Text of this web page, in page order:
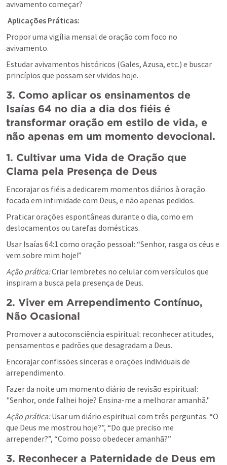
avivamento começar?
Aplicações Práticas:
Propor uma vigília mensal de oração com foco no
avivamento.
Estudar avivamentos históricos (Gales, Azusa, etc.) e buscar
princípios que possam ser vividos hoje.
Isaías 64 no dia a dia dos fiéis é
transformar oração em estilo de vida, e
não apenas em um momento devocional.
1. Cultivar uma Vida de Oração que
Clama pela Presença de Deus
Encorajar os fiéis a dedicarem momentos diários à oração
focada em intimidade com Deus, e não apenas pedidos.
Praticar orações espontâneas durante o dia, como em
deslocamentos ou tarefas domésticas.
Usar Isaías 64:1 como oração pessoal: “Senhor, rasga os céus e
vem sobre mim hoje!”
Ação prática: Criar lembretes no celular com versículos que
inspiram a busca pela presença de Deus.
2. Viver em Arrependimento Contínuo,
Não Ocasional
Promover a autoconsciência espiritual: reconhecer atitudes,
pensamentos e padrões que desagradam a Deus.
Encorajar confissões sinceras e orações individuais de
arrependimento.
Fazer da noite um momento diário de revisão espiritual:
"Senhor, onde falhei hoje? Ensina-me a melhorar amanhã."
Ação prática: Usar um diário espiritual com três perguntas: “O
que Deus me mostrou hoje?”, “Do que preciso me
arrepender?”, “Como posso obedecer amanhã?”
3. Reconhecer a Paternidade de Deus em